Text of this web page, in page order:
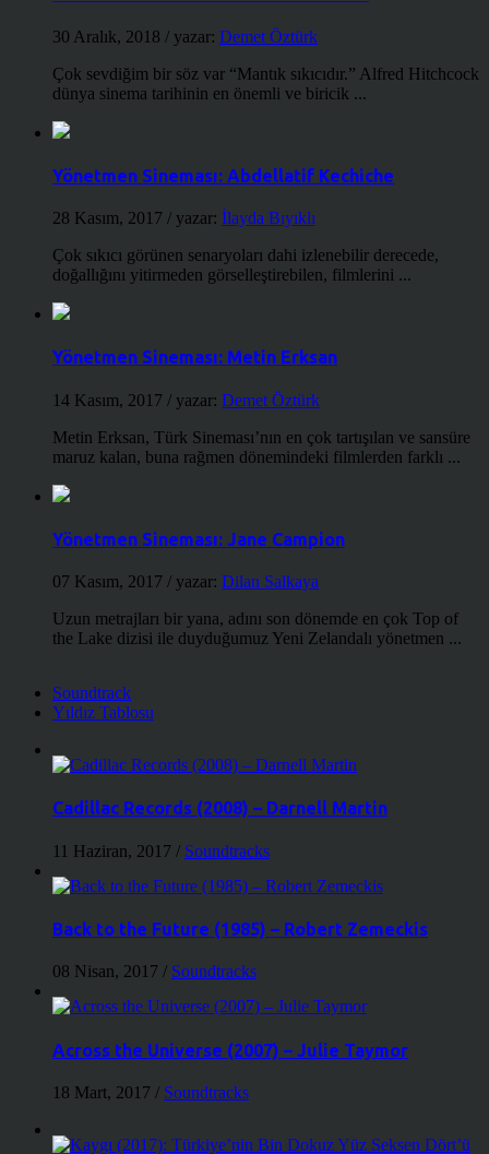
30 Aralık, 2018 / yazar: Demet Öztürk
Çok sevdiğim bir söz var “Mantık sıkıcıdır.” Alfred Hitchcock
dünya sinema tarihinin en önemli ve biricik ...
Yönetmen Sineması: Abdellatif Kechiche
28 Kasım, 2017 / yazar: İlayda Bıyıklı
Çok sıkıcı görünen senaryoları dahi izlenebilir derecede,
doğallığını yitirmeden görselleştirebilen, filmlerini ...
Yönetmen Sineması: Metin Erksan
14 Kasım, 2017 / yazar: Demet Öztürk
Metin Erksan, Türk Sineması’nın en çok tartışılan ve sansüre
maruz kalan, buna rağmen dönemindeki filmlerden farklı ...
Yönetmen Sineması: Jane Campion
07 Kasım, 2017 / yazar: Dilan Salkaya
Uzun metrajları bir yana, adını son dönemde en çok Top of
the Lake dizisi ile duyduğumuz Yeni Zelandalı yönetmen ...
Soundtrack
Yıldız Tablosu
Cadillac Records (2008) – Darnell Martin
11 Haziran, 2017 / Soundtracks
Back to the Future (1985) – Robert Zemeckis
08 Nisan, 2017 / Soundtracks
Across the Universe (2007) – Julie Taymor
18 Mart, 2017 / Soundtracks